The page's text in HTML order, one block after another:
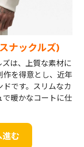
ナックルズ)
は、上質な素材に
作を得意とし、近年
です。スリムなカ
で暖かなコートに仕
む